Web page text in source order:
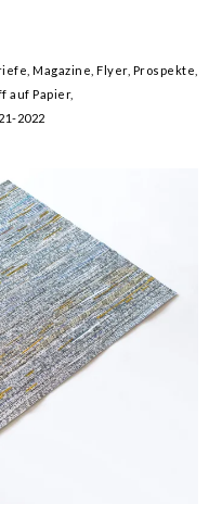
Magazine, Flyer, Prospekte,
auf Papier,
2022